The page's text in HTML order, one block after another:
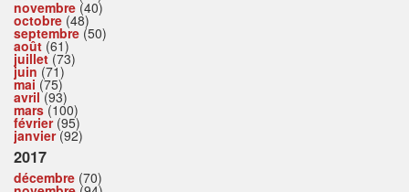
novembre (40)
octobre (48)
septembre (50)
août (61)
juillet(73)
juin (71)
mai (75)
avril(93)
mars(100)
février(95)
janvier(92)
2017
décembre (70)